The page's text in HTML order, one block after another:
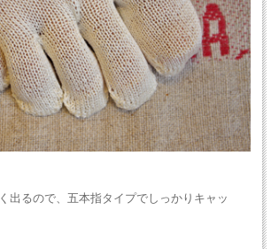
出るので、五本指タイプでしっかりキャッ